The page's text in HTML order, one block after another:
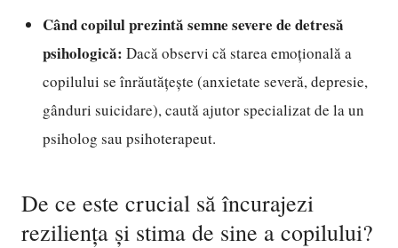
Când copilul prezintă semne severe de detresă
psihologică: Dacă observi că starea emoțională a
copilului se înrăutățește (anxietate severă, depresie,
gânduri suicidare), caută ajutor specializat de la un
psiholog sau psihoterapeut.
De ce este crucial să încurajezi
reziliența și stima de sine a copilului?